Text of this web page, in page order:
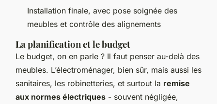
Installation finale, avec pose soignée des
meubles et contrôle des alignements
La planification et le budget
Le budget, on en parle ? Il faut penser au-delà des
meubles. L’électroménager, bien sûr, mais aussi les
sanitaires, les robinetteries, et surtout la remise
aux normes électriques - souvent négligée,